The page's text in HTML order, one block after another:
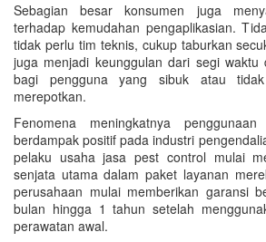
Sebagian besar konsumen juga
terhadap kemudahan pengaplikasian.
tidak perlu tim teknis, cukup taburkan
juga menjadi keunggulan dari segi waktu
bagi pengguna yang sibuk atau
merepotkan.
Fenomena meningkatnya
berdampak positif pada industri
pelaku usaha jasa pest control mulai
senjata utama dalam paket layanan
perusahaan mulai memberikan garansi
bulan hingga 1 tahun setelah
perawatan awal.